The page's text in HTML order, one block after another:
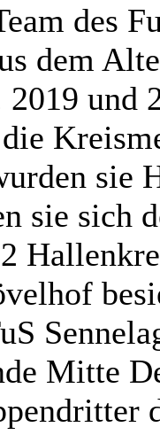
des
dem
und
sie
sie sich
Mitte